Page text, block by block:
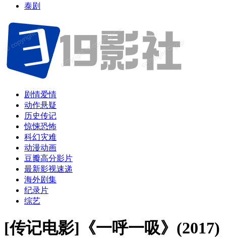
泰剧
剧情爱情
动作悬疑
历史传记
惊悚恐怖
科幻灾难
动漫动画
豆瓣高分影片
最新影视速递
海外剧集
纪录片
综艺
[传记电影]《一呼一吸》(2017)